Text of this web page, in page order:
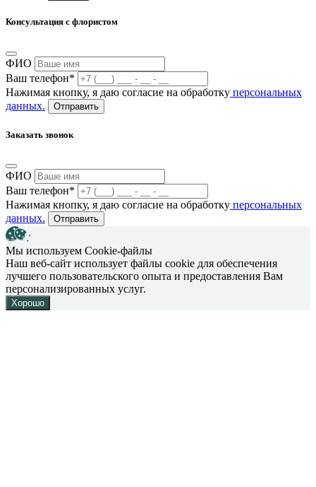
Консультация с флористом
ФИО
Ваш телефон*
Нажимая кнопку, я даю согласие на обработку персональных
данных.
Отправить
Заказать звонок
ФИО
Ваш телефон*
Нажимая кнопку, я даю согласие на обработку персональных
данных.
Отправить
Мы используем Cookie-файлы
Наш веб-сайт использует файлы cookie для обеспечения
лучшего пользовательского опыта и предоставления Вам
персонализированных услуг.
Хорошо